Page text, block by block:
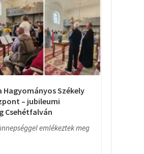
Hagyományos Székely
– jubileumi
Csehétfalván
emlékeztek meg